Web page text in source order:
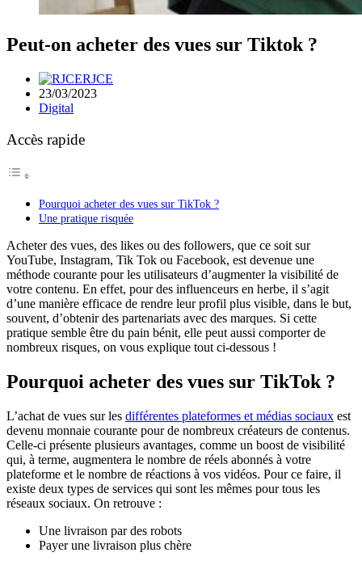
Peut‑on acheter des vues sur Tiktok ?
RJCE
23/03/2023
Digital
Accès rapide
Pourquoi acheter des vues sur TikTok ?
Une pratique risquée
Acheter des vues, des likes ou des followers, que ce soit sur
YouTube, Instagram, Tik Tok ou Facebook, est devenue une
méthode courante pour les utilisateurs d’augmenter la visibilité de
votre contenu. En effet, pour des influenceurs en herbe, il s’agit
d’une manière efficace de rendre leur profil plus visible, dans le but,
souvent, d’obtenir des partenariats avec des marques. Si cette
pratique semble être du pain bénit, elle peut aussi comporter de
nombreux risques, on vous explique tout ci-dessous !
Pourquoi acheter des vues sur TikTok ?
L’achat de vues sur les différentes plateformes et médias sociaux est
devenu monnaie courante pour de nombreux créateurs de contenus.
Celle-ci présente plusieurs avantages, comme un boost de visibilité
qui, à terme, augmentera le nombre de réels abonnés à votre
plateforme et le nombre de réactions à vos vidéos. Pour ce faire, il
existe deux types de services qui sont les mêmes pour tous les
réseaux sociaux. On retrouve :
Une livraison par des robots
Payer une livraison plus chère